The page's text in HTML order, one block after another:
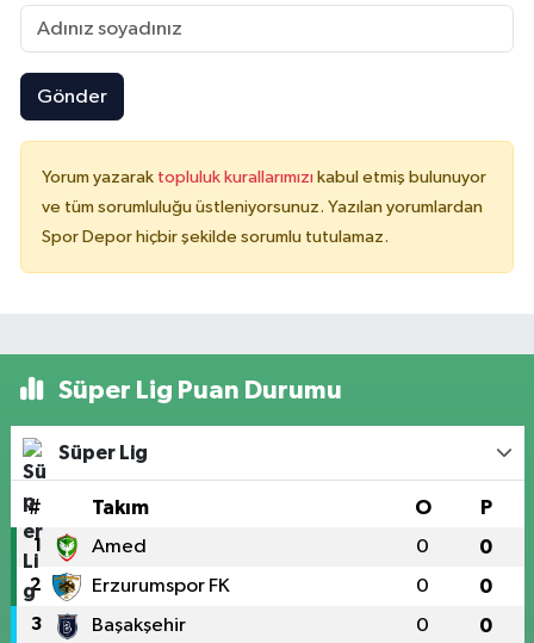
Gönder
Yorum yazarak topluluk kurallarımızı kabul etmiş bulunuyor
ve tüm sorumluluğu üstleniyorsunuz. Yazılan yorumlardan
Spor Depor hiçbir şekilde sorumlu tutulamaz.
Süper Lig Puan Durumu
Süper Lig
# Takım O P
1 Amed 0 0
2 Erzurumspor FK 0 0
3 Başakşehir 0 0